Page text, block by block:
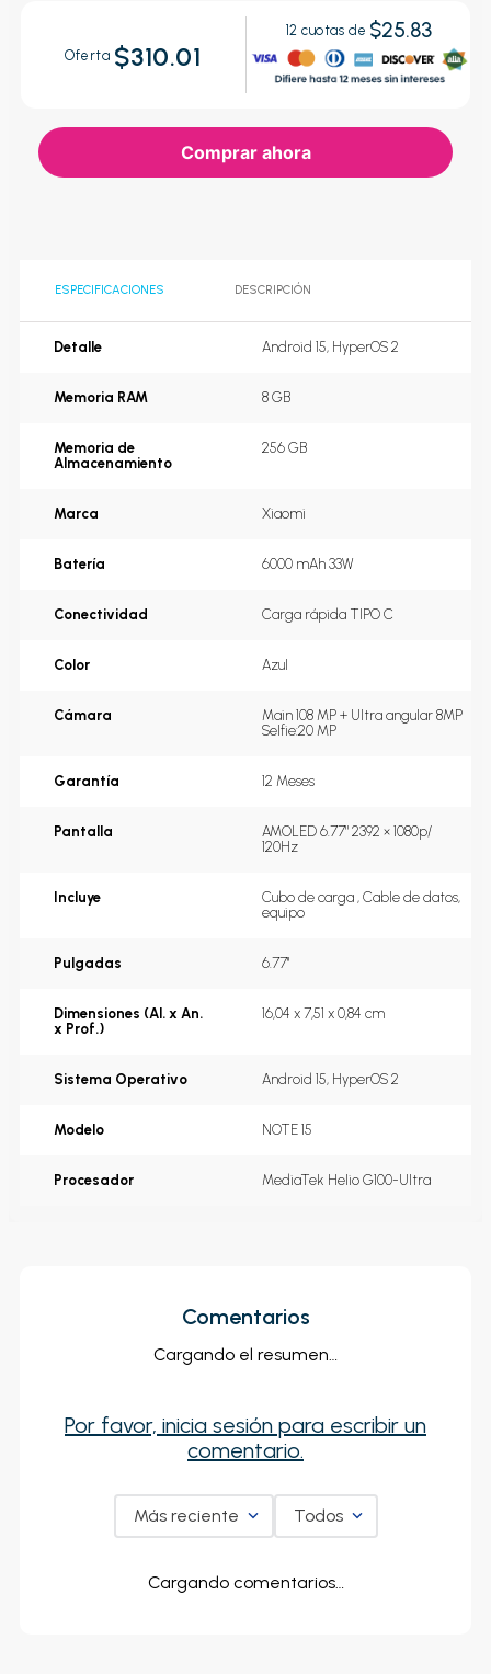
Oferta $310.01
12 cuotas de $25.83
Comprar ahora
ESPECIFICACIONES DESCRIPCIÓN
Detalle Android 15, HyperOS 2
Memoria RAM 8 GB
Memoria de
Almacenamiento
256 GB
Marca Xiaomi
Batería 6000 mAh 33W
Conectividad Carga rápida TIPO C
Color Azul
Cámara
Main 108 MP + Ultra angular 8MP
Selfie:20 MP
Garantía 12 Meses
Pantalla
AMOLED 6.77" 2392 × 1080p/
120Hz
Incluye
Cubo de carga , Cable de datos,
equipo
Pulgadas 6.77''
Dimensiones (Al. x An.
x Prof.)
16,04 x 7,51 x 0,84 cm
Sistema Operativo Android 15, HyperOS 2
Modelo NOTE 15
Procesador MediaTek Helio G100-Ultra
Comentarios
Cargando el resumen…
Por favor, inicia sesión para escribir un
comentario.
Más reciente Todos
Cargando comentarios…